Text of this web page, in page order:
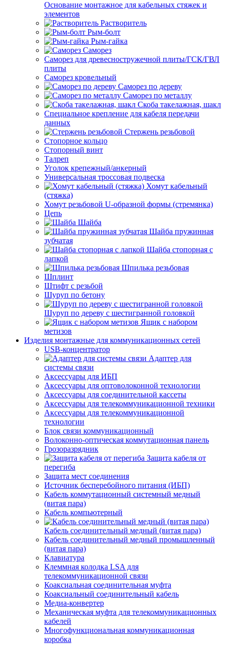
Основание монтажное для кабельных стяжек и
элементов
Растворитель
Рым-болт
Рым-гайка
Саморез
Саморез для древесностружечной плиты/ГСК/ГВЛ
плиты
Саморез кровельный
Саморез по дереву
Саморез по металлу
Скоба такелажная, шакл
Специальное крепление для кабеля передачи
данных
Стержень резьбовой
Стопорное кольцо
Стопорный винт
Талреп
Уголок крепежный/анкерный
Универсальная троссовая подвеска
Хомут кабельный
(стяжка)
Хомут резьбовой U-образной формы (стремянка)
Цепь
Шайба
Шайба пружинная
зубчатая
Шайба стопорная с
лапкой
Шпилька резьбовая
Шплинт
Штифт с резьбой
Шуруп по бетону
Шуруп по дереву с шестигранной головкой
Ящик с набором
метизов
Изделия монтажные для коммуникационных сетей
USB-концентратор
Адаптер для
системы связи
Аксессуары для ИБП
Аксессуары для оптоволоконной технологии
Аксессуары для соединительной кассеты
Аксессуары для телекоммуникационной техники
Аксессуары для телекоммуникационной
технологии
Блок связи коммуникационный
Волоконно-оптическая коммутационная панель
Грозоразрядник
Защита кабеля от
перегиба
Защита мест соединения
Источник бесперебойного питания (ИБП)
Кабель коммутационный системный медный
(витая пара)
Кабель компьютерный
Кабель соединительный медный (витая пара)
Кабель соединительный медный промышленный
(витая пара)
Клавиатура
Клеммная колодка LSA для
телекоммуникационной связи
Коаксиальная соединительная муфта
Коаксиальный соединительный кабель
Медиа-конвертер
Механическая муфта для телекоммуникационных
кабелей
Многофункциональная коммуникационная
коробка